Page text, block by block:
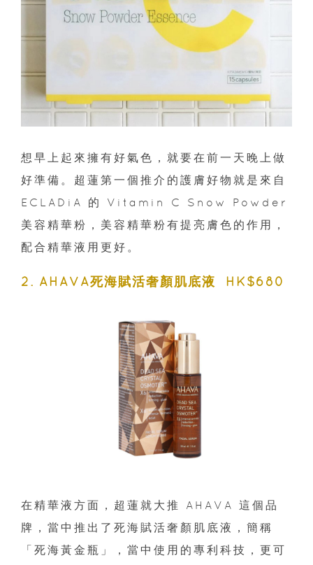
想早上起來擁有好氣色，就要在前一天晚上做
好準備。超蓮第一個推介的護膚好物就是來自
ECLADiA 的 Vitamin C Snow Powder
美容精華粉，美容精華粉有提亮膚色的作用，
配合精華液用更好。
2. AHAVA死海賦活奢顏肌底液 HK$680
在精華液方面，超蓮就大推 AHAVA 這個品
牌，當中推出了死海賦活奢顏肌底液，簡稱
「死海黃金瓶」，當中使用的專利科技，更可